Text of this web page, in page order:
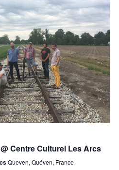
Centre Culturel Les Arcs
Queven, Quéven, France